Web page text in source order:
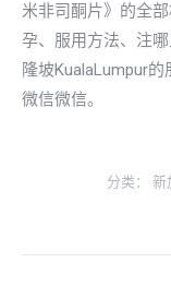
米非司酮片》的全
孕、服用方法、注
隆坡KualaLumpur
微信微信。
分类： 新